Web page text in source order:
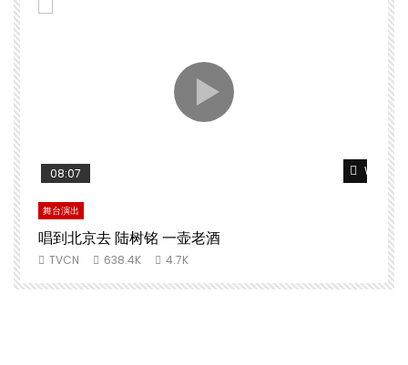
Watch Later Watch
08:07
舞台演出
唱到北京去 陆树铭 一壶老酒
TVCN 638.4K 4.7K